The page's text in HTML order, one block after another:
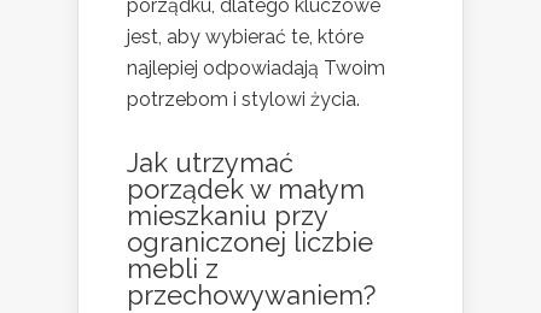
porządku, dlatego kluczowe
jest, aby wybierać te, które
najlepiej odpowiadają Twoim
potrzebom i stylowi życia.
Jak utrzymać
porządek w małym
mieszkaniu przy
ograniczonej liczbie
mebli z
przechowywaniem?